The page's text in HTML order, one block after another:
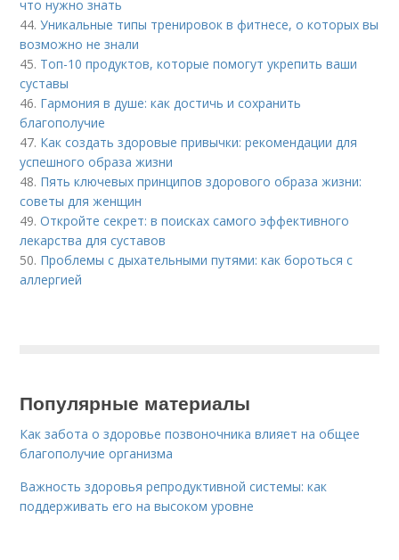
что нужно знать
44.Уникальные типы тренировок в фитнесе, о которых вы
возможно не знали
45. Топ-10 продуктов, которые помогут укрепить ваши
суставы
46. Гармония в душе: как достичь и сохранить
благополучие
47. Как создать здоровые привычки: рекомендации для
успешного образа жизни
48. Пять ключевых принципов здорового образа жизни:
советы для женщин
49.Откройте секрет: в поисках самого эффективного
лекарства для суставов
50. Проблемы с дыхательными путями: как бороться с
аллергией
Популярные материалы
Как забота о здоровье позвоночника влияет на общее
благополучие организма
Важность здоровья репродуктивной системы: как
поддерживать его на высоком уровне